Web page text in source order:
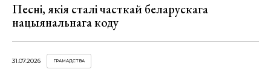
Песні, якія сталі часткай беларускага
нацыянальнага коду
31.07.2026 ГРАМАДСТВА